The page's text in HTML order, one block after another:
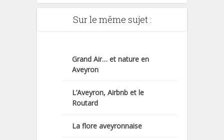
Sur le même sujet :
Grand Air… et nature en
Aveyron
L’Aveyron, Airbnb et le
Routard
La flore aveyronnaise